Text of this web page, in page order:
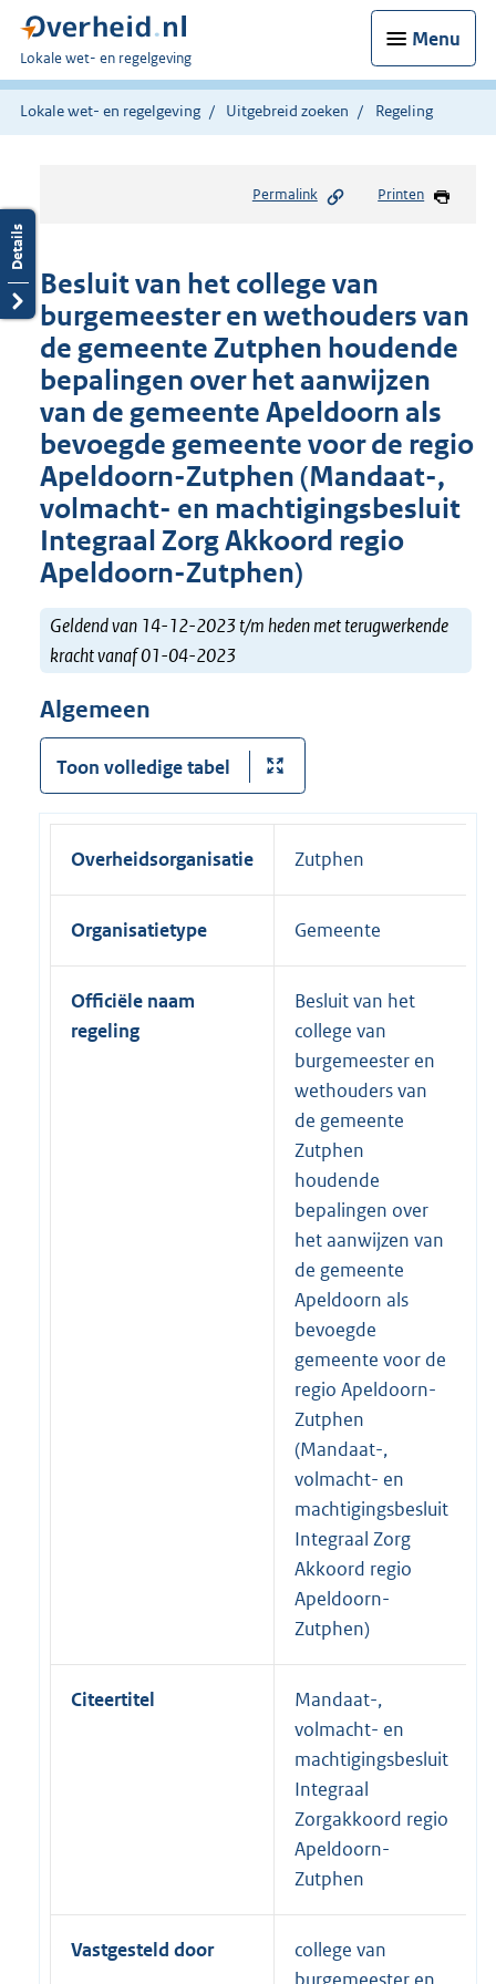
Menu
U
bent
hier:
Lokale wet- en regelgeving
Lokale wet- en regelgeving Uitgebreid zoeken Regeling
Permalink Printen
Besluit van het college van
burgemeester en wethouders van
de gemeente Zutphen houdende
bepalingen over het aanwijzen
van de gemeente Apeldoorn als
bevoegde gemeente voor de regio
Apeldoorn-Zutphen (Mandaat-,
volmacht- en machtigingsbesluit
Integraal Zorg Akkoord regio
Apeldoorn-Zutphen)
Geldend van 14-12-2023 t/m heden met terugwerkende
kracht vanaf 01-04-2023
Algemeen
Toon volledige tabel
Overheidsorganisatie Zutphen
Organisatietype Gemeente
Officiële naam
regeling
Besluit van het
college van
burgemeester en
wethouders van
de gemeente
Zutphen
houdende
bepalingen over
het aanwijzen van
de gemeente
Apeldoorn als
bevoegde
gemeente voor de
regio Apeldoorn-
Zutphen
(Mandaat-,
volmacht- en
machtigingsbesluit
Integraal Zorg
Akkoord regio
Apeldoorn-
Zutphen)
Citeertitel
Mandaat-,
volmacht- en
machtigingsbesluit
Integraal
Zorgakkoord regio
Apeldoorn-
Zutphen
Vastgesteld door
college van